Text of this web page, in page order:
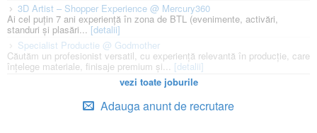
3D Artist – Shopper Experience @ Mercury360
Ai cel puțin 7 ani experiență în zona de BTL (evenimente, activări,
standuri și plasări...[detalii]
Specialist Productie @ Godmother
Căutăm un profesionist versatil, cu experiență relevantă în producție, care
înțelege materiale, finisaje premium și... [detalii]
vezi toate joburile
Adauga anunt de recrutare